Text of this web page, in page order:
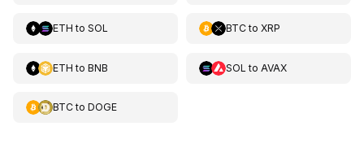
ETH to SOL BTCto XRP
ETH to BNB SOL to AVAX
BTCto DOGE